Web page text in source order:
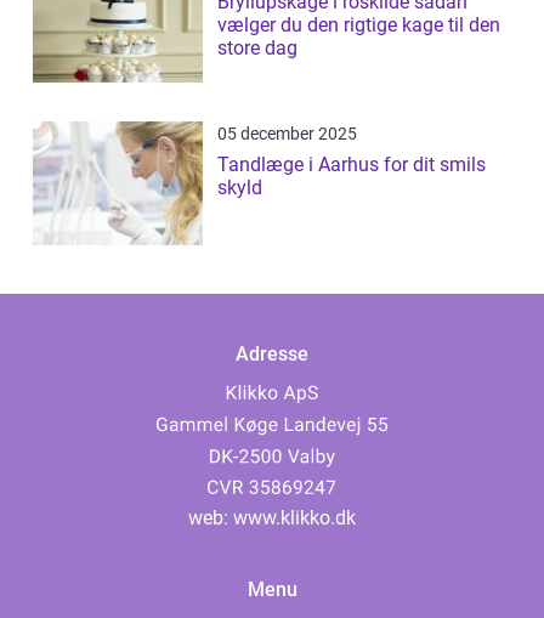
vælger du den rigtige kage til den
store dag
05 december 2025
Tandlæge i Aarhus for dit smils
skyld
Adresse
web: www.klikko.dk
Menu